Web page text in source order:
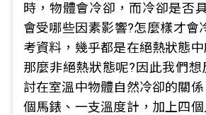
時，物體會冷卻，而冷卻是否
會受哪些因素影響?怎麼樣才會
考資料，幾乎都是在絕熱狀態中
那麼非絕熱狀態呢?因此我們
討在室溫中物體自然冷卻的關
個馬錶、一支溫度計，加上四